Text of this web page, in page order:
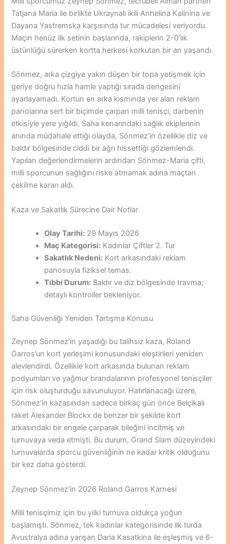
Tatjana Maria ile birlikte Ukraynalı ikili Anhelina Kalinina ve
Dayana Yastremska karşısında tur mücadelesi veriyordu.
Maçın henüz ilk setinin başlarında, rakiplerin 2-0’lık
üstünlüğü sürerken kortta herkesi korkutan bir an yaşandı.
Sönmez, arka çizgiye yakın düşen bir topa yetişmek için
geriye doğru hızla hamle yaptığı sırada dengesini
ayarlayamadı. Kortun en arka kısmında yer alan reklam
panolarına sert bir biçimde çarpan milli tenisçi, darbenin
etkisiyle yere yığıldı. Saha kenarındaki sağlık ekiplerinin
anında müdahale ettiği olayda, Sönmez’in özellikle diz ve
baldır bölgesinde ciddi bir ağrı hissettiği gözlemlendi.
Yapılan değerlendirmelerin ardından Sönmez-Maria çifti,
milli sporcunun sağlığını riske atmamak adına maçtan
çekilme kararı aldı.
Kaza ve Sakatlık Sürecine Dair Notlar
Olay Tarihi: 29 Mayıs 2026
Maç Kategorisi: Kadınlar Çiftler 2. Tur
Sakatlık Nedeni: Kort arkasındaki reklam
panosuyla fiziksel temas.
Tıbbi Durum: Baldır ve diz bölgesinde travma;
detaylı kontroller bekleniyor.
Saha Güvenliği Yeniden Tartışma Konusu
Zeynep Sönmez’in yaşadığı bu talihsiz kaza, Roland
Garros’un kort yerleşimi konusundaki eleştirileri yeniden
alevlendirdi. Özellikle kort arkasında bulunan reklam
podyumları ve yağmur brandalarının profesyonel tenisçiler
için risk oluşturduğu savunuluyor. Hatırlanacağı üzere,
Sönmez’in kazasından sadece birkaç gün önce Belçikalı
raket Alexander Blockx de benzer bir şekilde kort
arkasındaki bir engele çarparak bileğini incitmiş ve
turnuvaya veda etmişti. Bu durum, Grand Slam düzeyindeki
turnuvalarda sporcu güvenliğinin ne kadar kritik olduğunu
bir kez daha gösterdi.
Zeynep Sönmez’in 2026 Roland Garros Karnesi
Milli tenisçimiz için bu yılki turnuva oldukça yoğun
başlamıştı. Sönmez, tek kadınlar kategorisinde ilk turda
Avustralya adına yarışan Daria Kasatkina ile eşleşmiş ve 6-